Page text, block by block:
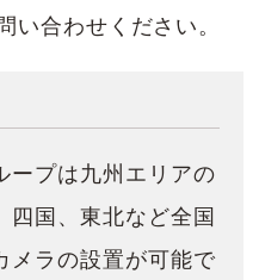
い合わせください。
ープは九州エリアの
四国、東北など全国
メラの設置が可能で